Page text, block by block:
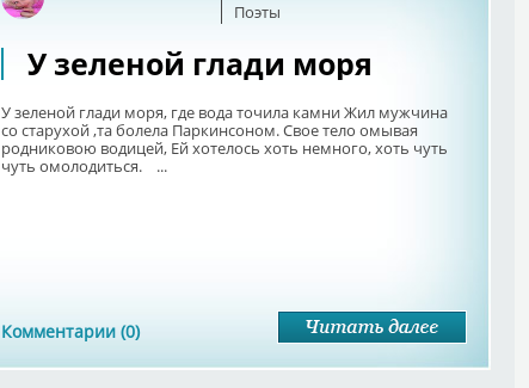
Поэты
У зеленой глади моря
У зеленой глади моря, где вода точила камни Жил мужчина
со старухой ,та болела Паркинсоном. Свое тело омывая
родниковою водицей, Ей хотелось хоть немного, хоть чуть
чуть омолодиться. ...
Комментарии (0)